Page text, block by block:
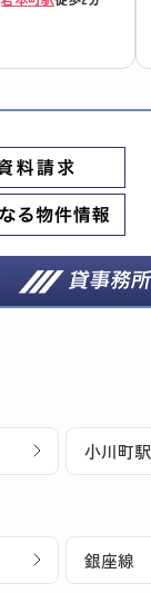
小川町駅
銀座線